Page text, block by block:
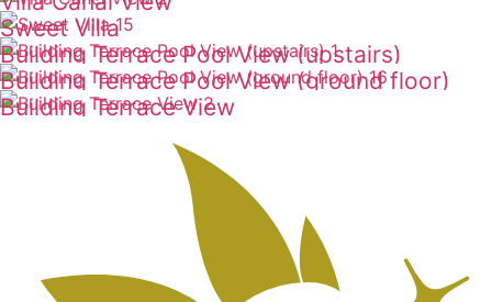
ดูเพิ่มเติม
ดูเพิ่มเติม
Sweet Villa
ดูเพิ่มเติม
Building Terrace Pool View (upstairs)
ดูเพิ่มเติม
Building Terrace Pool View (ground floor)
ดูเพิ่มเติม
Building Terrace View